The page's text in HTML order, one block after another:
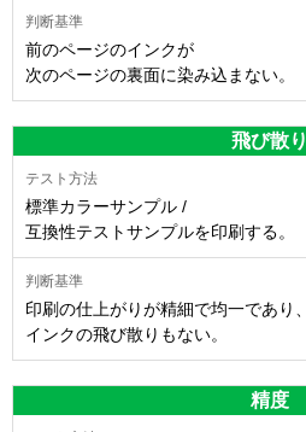
前のページのインクが
次のページの裏面に染み込まない。
飛び散り
標準カラーサンプル /
互換性テストサンプルを印刷する。
印刷の仕上がりが精細で均一であり、
インクの飛び散りもない。
精度